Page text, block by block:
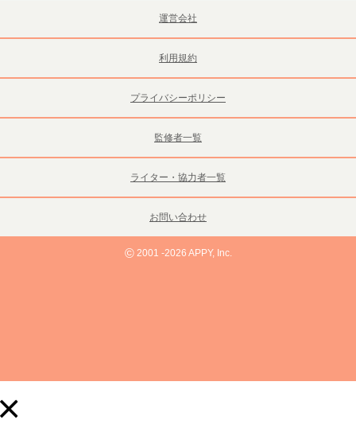
運営会社
利用規約
プライバシーポリシー
監修者一覧
ライター・協力者一覧
お問い合わせ
©2001 -2026 APPY, Inc.